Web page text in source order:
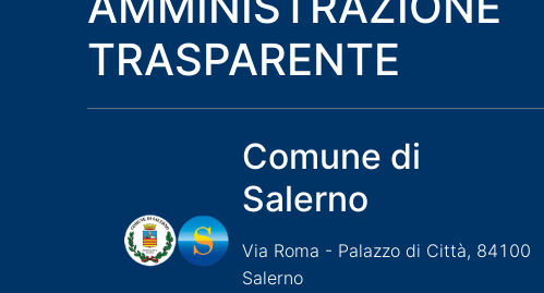
TRASPARENTE
Comune di
Salerno
Via Roma - Palazzo di Città, 84100
Salerno